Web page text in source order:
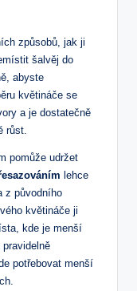
způsobů, jak ji
šalvěj⁤ do
abyste
květináče ⁣se
a je dostatečně‍
růst.
pomůže ‌udržet
lehce
z původního
květináče​ ji
kde je menší⁣
potřebovat menší